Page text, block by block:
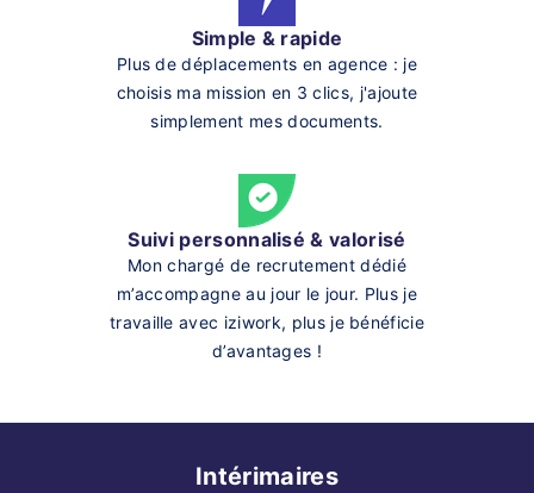
Simple & rapide
Plus de déplacements en agence : je
choisis ma mission en 3 clics, j'ajoute
simplement mes documents.
Suivi personnalisé & valorisé
Mon chargé de recrutement dédié
m’accompagne au jour le jour. Plus je
travaille avec iziwork, plus je bénéficie
d’avantages !
Intérimaires